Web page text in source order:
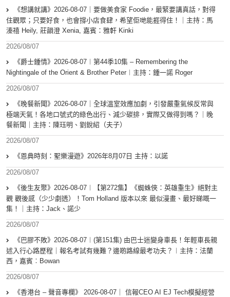
《想講就講》2026-08-07｜要做美食家 Foodie，最緊要講真話，對得
住觀眾；只要好食，也會撐小店食肆，希望佢哋能捱得住！｜主持：馬
溱禧 Heily, 莊韻澄 Xenia, 嘉賓：雅軒 Kinki
2026/08/07
《爵士鍾情》2026-08-07︱第44季10集 – Remembering the
Nightingale of the Orient & Brother Peter︱主持：鍾一諾 Roger
2026/08/07
《晚餐新聞》2026-08-07｜全球溫室效應加劇，引發嚴重氣候反常與
極端天氣！各地口號式的綠色出行、減少碳排，實際又做得到嗎？｜晚
餐新聞｜主持：陳珏明、劉銳紹（夫子）
2026/08/07
《恩典時刻：聖樂漫遊》2026年8月07日 主持：以諾
2026/08/07
《後生友聚》2026-08-07︱【第272集】《蜘蛛俠：英雄重生》絕對主
觀 觀後感（少少劇透）！Tom Holland 版本以來 最似漫畫、最好睇嘅一
集！｜主持：Jack、諾少
2026/08/07
《巴膠不敗》2026-08-07︱(第151集) 由巴士迷變身車長！年輕車長親
述入行心路歷程｜報名考試有幾難？邊啲路線最考功夫？︱主持：法蘭
西，嘉賓︰Bowan
2026/08/07
《香港台 – 聲音專欄》 2026-08-07｜ 信報CEO AI EJ Tech模擬經營